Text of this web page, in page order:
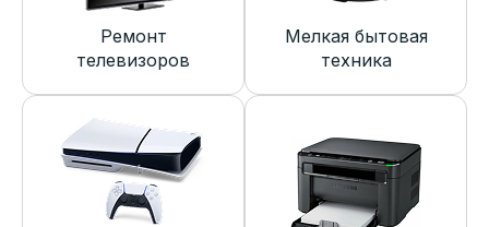
Ремонт
телевизоров
Мелкая бытовая
техника